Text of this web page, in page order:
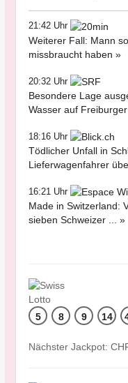
21:42 Uhr
Weiterer Fall: Mann
missbraucht haben »
20:32 Uhr
Besondere Lage
Wasser auf
18:16 Uhr
Tödlicher Unfall in
Lieferwagenfahrer
16:21 Uhr
Made in Switzerland:
sieben Schweizer ... »
5 8 9 14
Nächster Jackpot: